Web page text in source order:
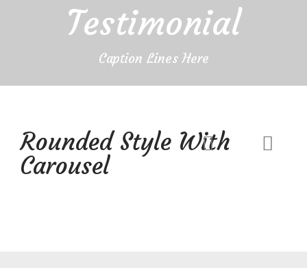
Testimonial
Caption Lines Here
Rounded Style With
Carousel